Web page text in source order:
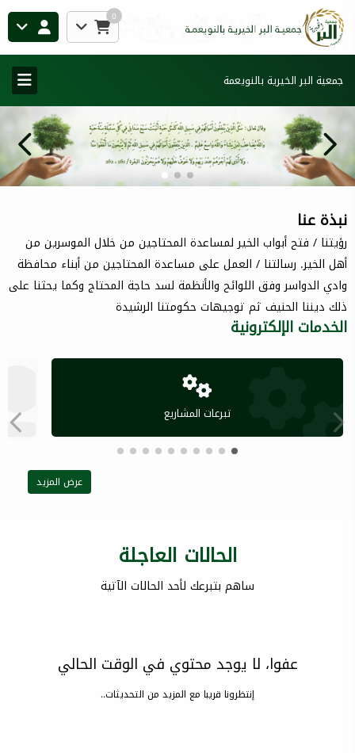
0
جمعية البر الخيرية بالنويعمة
نبذة عنا
رؤيتنا / فتح أبواب الخير لمساعدة المحتاجين من خلال الموسرين من
أهل الخير. رسالتنا / العمل على مساعدة المحتاجين من أبناء محافظة
وادي الدواسر وفق اللوائح والأنظمة لسد حاجة المحتاج وكما يحثنا على
ذلك ديننا الحنيف ثم توجيهات حكومتنا الرشيدة
الخدمات الإلكترونية
تبرعات المشاريع
عرض المزيد
الحالات العاجلة
ساهم بتبرعك لأحد الحالات الآتية
عفوا، لا يوجد محتوي في الوقت الحالي
إنتظرونا قريبا مع المزيد من التحديثات..